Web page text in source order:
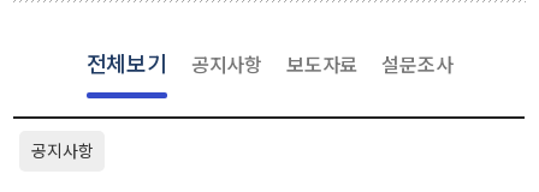
전체보기 공지사항 보도자료 설문조사
공지사항